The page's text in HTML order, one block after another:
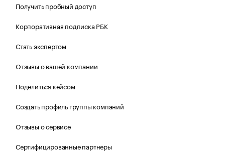
Получить пробный доступ
Корпоративная подписка РБК
Стать экспертом
Отзывы о вашей компании
Поделиться кейсом
Создать профиль группы компаний
Отзывы о сервисе
Сертифицированные партнеры